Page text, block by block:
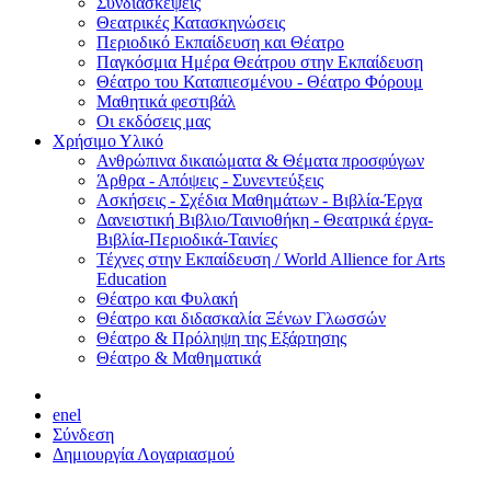
Θεατρικές Κατασκηνώσεις
Περιοδικό Εκπαίδευση και Θέατρο
Παγκόσμια Ημέρα Θεάτρου στην Εκπαίδευση
Θέατρο του Καταπιεσμένου - Θέατρο Φόρουμ
Μαθητικά φεστιβάλ
Οι εκδόσεις μας
Χρήσιμο Υλικό
Ανθρώπινα δικαιώματα & Θέματα προσφύγων
Άρθρα - Απόψεις - Συνεντεύξεις
Ασκήσεις - Σχέδια Μαθημάτων - Βιβλία-Έργα
Δανειστική Βιβλιο/Ταινιοθήκη - Θεατρικά έργα-
Βιβλία-Περιοδικά-Ταινίες
Τέχνες στην Εκπαίδευση / World Allience for Arts
Education
Θέατρο και Φυλακή
Θέατρο και διδασκαλία Ξένων Γλωσσών
Θέατρο & Πρόληψη της Εξάρτησης
Θέατρο & Μαθηματικά
enel
Σύνδεση
Δημιουργία Λογαριασμού